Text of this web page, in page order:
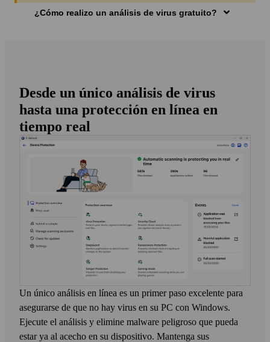
¿Cómo realizo un análisis de virus gratuito?
Haga clic en «Ejecutar ahora» para
descargar Online Scanner de forma gratuita
Analice su equipo de forma gratuita. Nuestro
analizador en línea es seguro de ejecutar y de usar
Ejecute el archivo .exe para analizar su PC
en busca de virus
La herramienta gratuita funciona con cualquier otro
antivirus y software de seguridad instalado
Desde un único análisis de virus
hasta una protección en línea en
tiempo real
Un único análisis en línea es un primer paso excelente para
asegurarse de que no hay virus en su PC con Windows.
Ejecute el análisis y elimine malware peligroso que pueda
estar ya al acecho en su dispositivo. Mantenga sus